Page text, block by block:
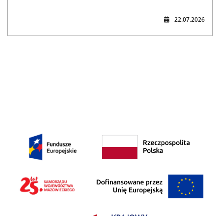
22.07.2026